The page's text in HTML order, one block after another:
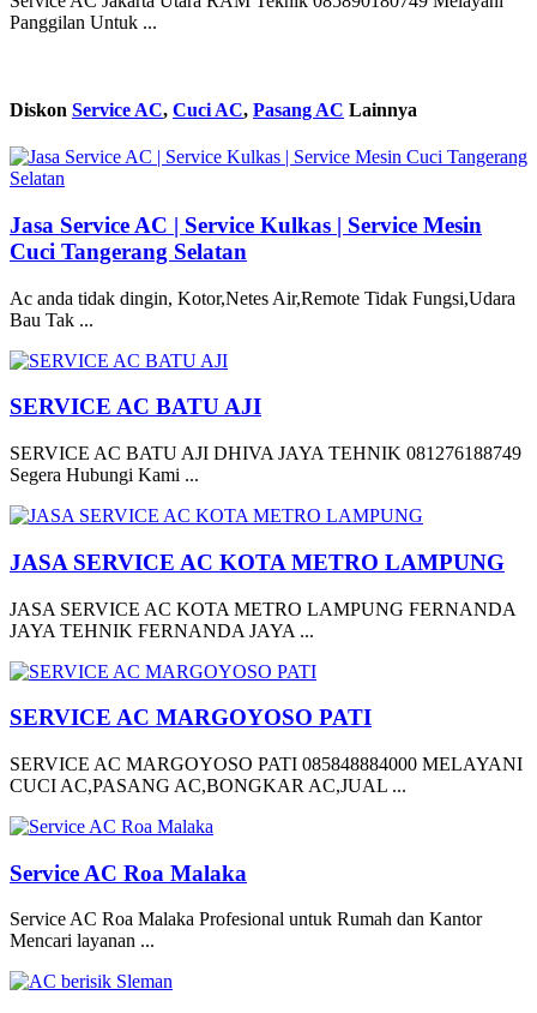
Panggilan Untuk ...
Diskon Service AC, Cuci AC, Pasang AC Lainnya
Jasa Service AC | Service Kulkas | Service Mesin
Cuci Tangerang Selatan
Ac anda tidak dingin, Kotor,Netes Air,Remote Tidak Fungsi,Udara
Bau Tak ...
SERVICE AC BATU AJI
SERVICE AC BATU AJI DHIVA JAYA TEHNIK 081276188749
Segera Hubungi Kami ...
JASA SERVICE AC KOTA METRO LAMPUNG
JASA SERVICE AC KOTA METRO LAMPUNG FERNANDA
JAYA TEHNIK FERNANDA JAYA ...
SERVICE AC MARGOYOSO PATI
SERVICE AC MARGOYOSO PATI 085848884000 MELAYANI
CUCI AC,PASANG AC,BONGKAR AC,JUAL ...
Service AC Roa Malaka
Service AC Roa Malaka Profesional untuk Rumah dan Kantor
Mencari layanan ...